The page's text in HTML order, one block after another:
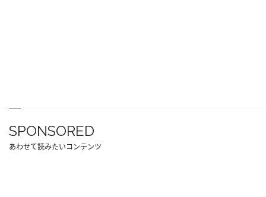
SPONSORED
あわせて読みたいコンテンツ